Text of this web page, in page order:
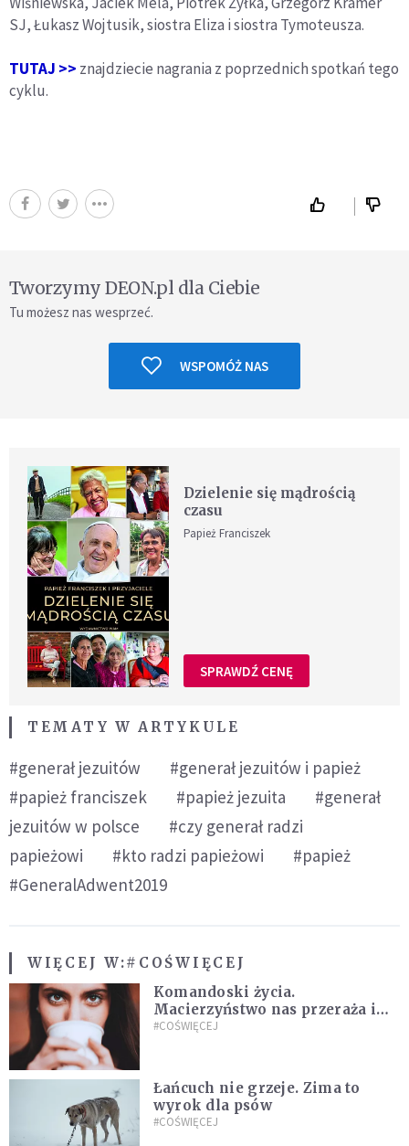
SJ, Łukasz Wojtusik, siostra Eliza i siostra Tymoteusza.
TUTAJ >> znajdziecie nagrania z poprzednich spotkań tego
cyklu.
Tworzymy DEON.pl dla Ciebie
Tu możesz nas wesprzeć.
WSPOMÓŻ NAS
Dzielenie się mądrością
czasu
Papież Franciszek
SPRAWDŹ CENĘ
TEMATY W ARTYKULE
#generał jezuitów
#generał jezuitów i papież
#papież franciszek
#papież jezuita
#generał
jezuitów w polsce
#czy generał radzi
papieżowi
#kto radzi papieżowi
#papież
#GeneralAdwent2019
WIĘCEJ W:#COŚWIĘCEJ
Komandoski życia.
Macierzyństwo nas przeraża i
dodaje nam lwiej odwagi
#COŚWIĘCEJ
Łańcuch nie grzeje. Zima to
wyrok dla psów
#COŚWIĘCEJ